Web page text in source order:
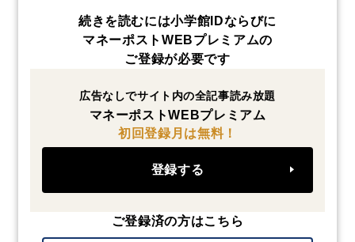
続きを読むには小学館IDならびに
マネーポストWEBプレミアムの
ご登録が必要です
広告なしでサイト内の全記事読み放題
マネーポストWEBプレミアム
初回登録月は無料！
登録する
ご登録済の方はこちら